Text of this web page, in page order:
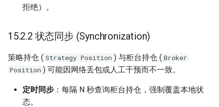
拒绝）。
15.2.2 状态同步 (Synchronization)
策略持仓 ( Strategy Position ) 与柜台持仓 ( Broker
Position ) 可能因网络丢包或人工干预而不一致。
定时同步 ：每隔 N 秒查询柜台持仓，强制覆盖本地状
态。